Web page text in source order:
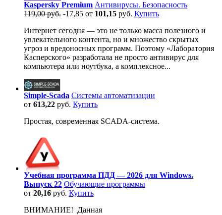
Kaspersky Premium Антивирусы. Безопасность
119,00 руб. -17,85 от 101,15 руб. Купить
Интернет сегодня — это не только масса полезного и
увлекательного контента, но и множество скрытых
угроз и вредоносных программ. Поэтому «Лаборатория
Касперского» разработала не просто антивирус для
компьютера или ноутбука, а комплексное...
Simple-Scada Системы автоматизации
от 613,22 руб. Купить
Простая, современная SCADA-система.
Учебная программа ПДД — 2026 для Windows.
Выпуск 22 Обучающие программы
от 20,16 руб. Купить
ВНИМАНИЕ! Данная